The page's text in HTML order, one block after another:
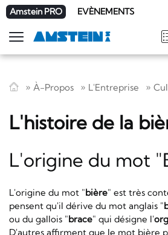
Amstein PRO EVÈNEMENTS
FRDEEN
Afficher
la
À-Propos
L'Entreprise
L'histoire de la
L'origine du mot
L'origine du mot "bière" est très
pensent qu'il dérive du mot anglais "
ou du gallois "brace" qui désigne l'
D'autres affirment que le mot bière